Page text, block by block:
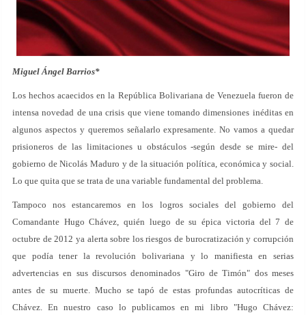
Miguel Ángel Barrios*
Los hechos acaecidos en la República Bolivariana de Venezuela fueron de
intensa novedad de una crisis que viene tomando dimensiones inéditas en
algunos aspectos y queremos señalarlo expresamente. No vamos a quedar
prisioneros de las limitaciones u obstáculos -según desde se mire- del
gobierno de Nicolás Maduro y de la situación política, económica y social.
Lo que quita que se trata de una variable fundamental del problema.
Tampoco nos estancaremos en los logros sociales del gobierno del
Comandante Hugo Chávez, quién luego de su épica victoria del 7 de
octubre de 2012 ya alerta sobre los riesgos de burocratización y corrupción
que podía tener la revolución bolivariana y lo manifiesta en serias
advertencias en sus discursos denominados "Giro de Timón" dos meses
antes de su muerte. Mucho se tapó de estas profundas autocríticas de
Chávez. En nuestro caso lo publicamos en mi libro "Hugo Chávez: